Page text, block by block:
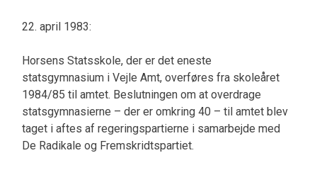
22. april 1983:
Horsens Statsskole, der er det eneste
statsgymnasium i Vejle Amt, overføres fra skoleåret
1984/85 til amtet. Beslutningen om at overdrage
statsgymnasierne – der er omkring 40 – til amtet blev
taget i aftes af regeringspartierne i samarbejde med
De Radikale og Fremskridtspartiet.